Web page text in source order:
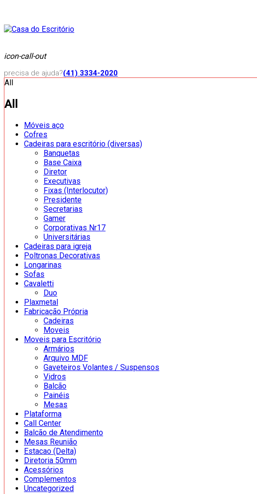
icon-call-out
precisa de ajuda?(41) 3334-2020
All
All
Móveis aço
Cofres
Cadeiras para escritório (diversas)
Banquetas
Base Caixa
Diretor
Executivas
Fixas (Interlocutor)
Presidente
Secretarias
Gamer
Corporativas Nr17
Universitárias
Cadeiras para igreja
Poltronas Decorativas
Longarinas
Sofas
Cavaletti
Duo
Plaxmetal
Fabricação Própria
Cadeiras
Moveis
Moveis para Escritório
Armários
Arquivo MDF
Gaveteiros Volantes / Suspensos
Vidros
Balcão
Painéis
Mesas
Plataforma
Call Center
Balcão de Atendimento
Mesas Reunião
Estacao (Delta)
Diretoria 50mm
Acessórios
Complementos
Uncategorized